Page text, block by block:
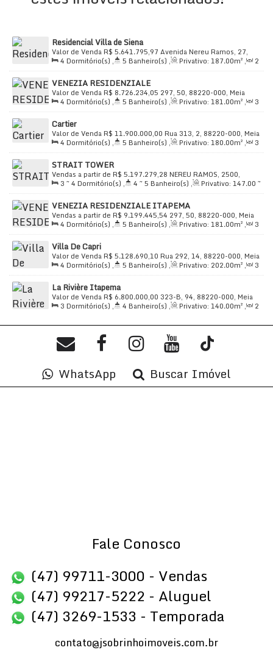
Residencial Villa de Siena
R$ 5.641.795,97
Valor de Venda
Avenida Nereu Ramos, 27,
88220-000, Meia Praia, Itapema, Santa Catarina, Brasil
4 Dormitório(s) , 5 Banheiro(s) , Privativo: 187.00m² ,
2
Sala(s) , 4Suíte(s) , Total:187.00m² , 3Vaga(s) ,
Útil:
187.00m²
VENEZIA RESIDENZIALE
R$ 8.726.234,05
Valor de Venda
297, 50, 88220-000, Meia
Praia, Itapema, Santa Catarina, Brasil
4 Dormitório(s) , 5 Banheiro(s) , Privativo: 181.00m² ,
3
Sala(s) , 4Suíte(s) , Total:290.00m² , 3Vaga(s) ,
Útil:
181.00m²
Cartier
R$ 11.900.000,00
Valor de Venda
Rua 313, 2, 88220-000, Meia
Praia, Itapema, Santa Catarina, Brasil
4 Dormitório(s) , 5 Banheiro(s) , Privativo: 180.00m² ,
3
Sala(s) , 4Suíte(s) , Total:166.00m² , 3Vaga(s) ,
Útil:
166.00~ 180.00m²
STRAIT TOWER
R$ 5.197.279,28
Vendas a partir de
NEREU RAMOS, 2500,
88220-000, Meia Praia, Itapema, Santa Catarina, Brasil
3 ~ 4 Dormitório(s) , 4 ~ 5 Banheiro(s) , Privativo: 147.00 ~
199.00m², 3 Sala(s) , 3 ~ 4Suíte(s) , Total:260.00~
335.00m², 2 ~ 3Vaga(s), Útil:147.00~ 199
VENEZIA RESIDENZIALE ITAPEMA
R$ 9.199.445,54
Vendas a partir de
297, 50, 88220-000, Meia
Praia, Itapema, Santa Catarina, Brasil
4 Dormitório(s) , 5 Banheiro(s) , Privativo: 181.00m² ,
3
Sala(s) , 4Suíte(s) , Total:290.00m² , 4 ~ 5Vaga(s) ,
Útil:181.00m²
Villa De Capri
R$ 5.128.690,10
Valor de Venda
Rua 292, 14, 88220-000, Meia
Praia, Itapema, Santa Catarina, Brasil
4 Dormitório(s) , 5 Banheiro(s) , Privativo: 202.00m² ,
3
Sala(s) , 4Suíte(s) , Total:202.00m² , 3Vaga(s) ,
Útil:
202.00m²
La Rivière Itapema
R$ 6.800.000,00
Valor de Venda
323-B, 94, 88220-000, Meia
Praia, Itapema, Santa Catarina, Brasil
3 Dormitório(s) , 4 Banheiro(s) , Privativo: 140.00m² ,
2
Distância do Mar, Útil:140.00m²
WhatsApp Buscar Imóvel
Fale Conosco
(47) 99711-3000 - Vendas
(47) 99217-5222 - Aluguel
(47) 3269-1533 - Temporada
contato@jsobrinhoimoveis.com.br